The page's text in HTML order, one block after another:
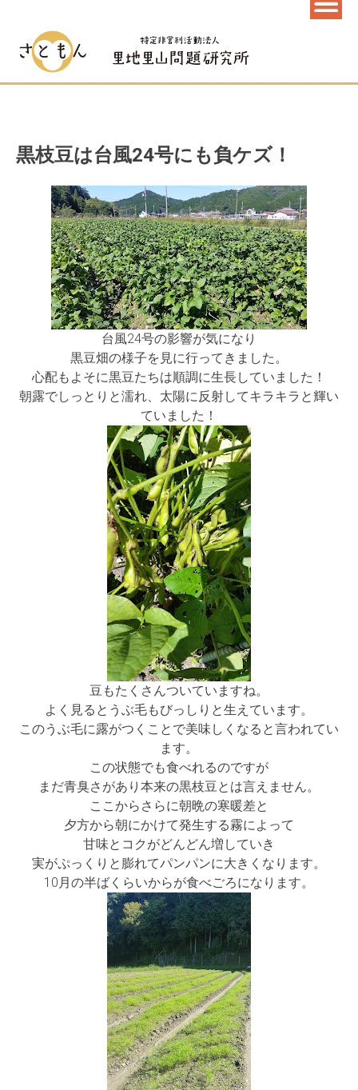
黒枝豆は台風24号にも負ケズ！
台風24号の影響が気になり
黒豆畑の様子を見に行ってきました。
心配もよそに黒豆たちは順調に生長していました！
朝露でしっとりと濡れ、太陽に反射してキラキラと輝い
ていました！
豆もたくさんついていますね。
よく見るとうぶ毛もびっしりと生えています。
このうぶ毛に露がつくことで美味しくなると言われてい
ます。
この状態でも食べれるのですが
まだ青臭さがあり本来の黒枝豆とは言えません。
ここからさらに朝晩の寒暖差と
夕方から朝にかけて発生する霧によって
甘味とコクがどんどん増していき
実がぷっくりと膨れてパンパンに大きくなります。
10月の半ばくらいからが食べごろになります。